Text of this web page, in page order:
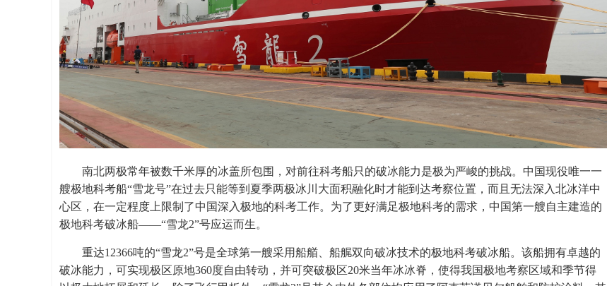
南北两极常年被数千米厚的冰盖所包围，对前往科考船只的破冰能力是极为严峻的挑战。中国现役唯一一
艘极地科考船“雪龙号”在过去只能等到夏季两极冰川大面积融化时才能到达考察位置，而且无法深入北冰洋中
心区，在一定程度上限制了中国深入极地的科考工作。为了更好满足极地科考的需求，中国第一艘自主建造的
极地科考破冰船——“雪龙2”号应运而生。
重达12366吨的“雪龙2”号是全球第一艘采用船艏、船艉双向破冰技术的极地科考破冰船。该船拥有卓越的
破冰能力，可实现极区原地360度自由转动，并可突破极区20米当年冰冰脊，使得我国极地考察区域和季节得